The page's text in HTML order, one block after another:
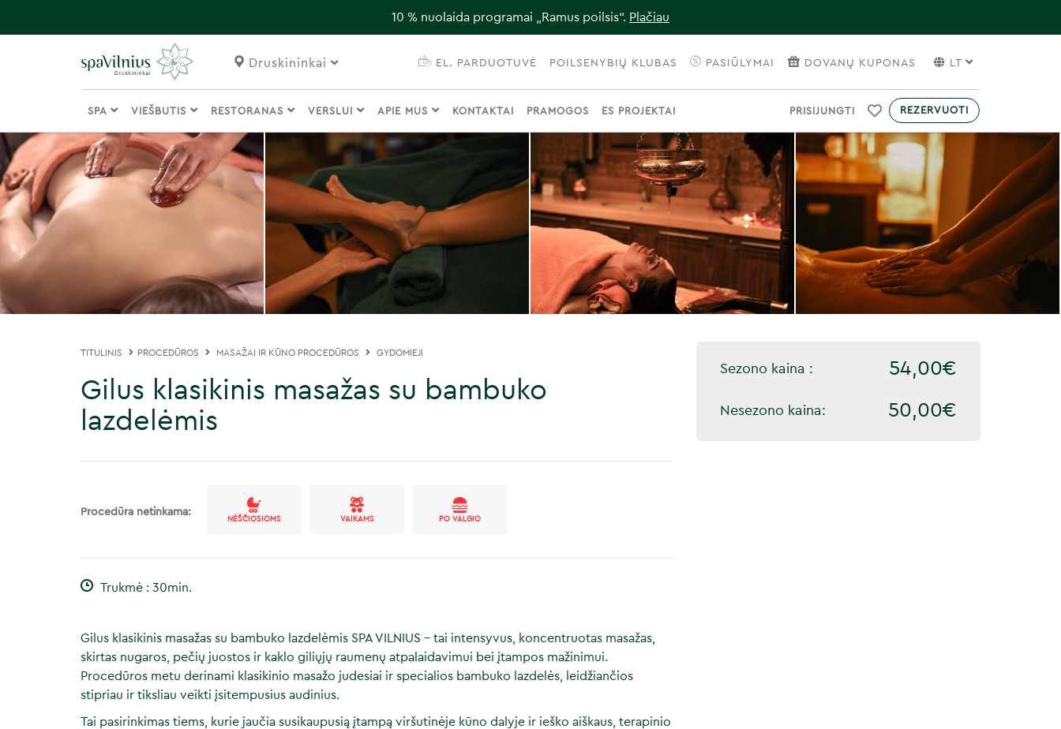
10 % nuolaida programai „Ramus poilsis“. Plačiau
Druskininkai EL. PARDUOTUVĖ POILSENYBIŲ KLUBAS PASIŪLYMAI DOVANŲ KUPONAS LT
SPA VIEŠBUTIS RESTORANAS VERSLUI APIE MUS KONTAKTAI PRAMOGOS ES PROJEKTAI PRISIJUNGTI REZERVUOTI
TITULINIS PROCEDŪROS MASAŽAI IR KŪNO PROCEDŪROS GYDOMIEJI
Gilus klasikinis masažas su bambuko
lazdelėmis
Procedūra netinkama:
NĖŠČIOSIOMS VAIKAMS PO VALGIO
Trukmė : 30min.
Gilus klasikinis masažas su bambuko lazdelėmis SPA VILNIUS – tai intensyvus, koncentruotas masažas,
skirtas nugaros, pečių juostos ir kaklo giliųjų raumenų atpalaidavimui bei įtampos mažinimui.
Procedūros metu derinami klasikinio masažo judesiai ir specialios bambuko lazdelės, leidžiančios
stipriau ir tiksliau veikti įsitempusius audinius.
Tai pasirinkimas tiems, kurie jaučia susikaupusią įtampą viršutinėje kūno dalyje ir ieško aiškaus, terapinio
Sezono kaina : 54,00€
Nesezono kaina: 50,00€